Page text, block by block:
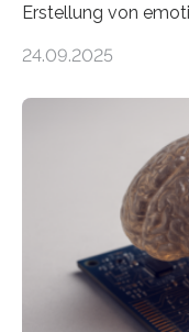
Erstellung von
Förderung in Höhe
der MindPort
Lösung zur
Avatare. Gen-
kosteneffiziente
erstellen.
Animation, bei der
und Mimik im
24.09.2025